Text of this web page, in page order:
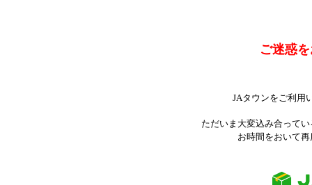
ご迷惑
JAタウンをご利用
ただいま大変込み合って
お時間をおいて